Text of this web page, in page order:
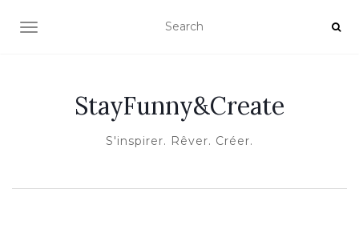
OUVRIR/FERMER LA NAVIGATION
StayFunny&Create
S'inspirer. Rêver. Créer.